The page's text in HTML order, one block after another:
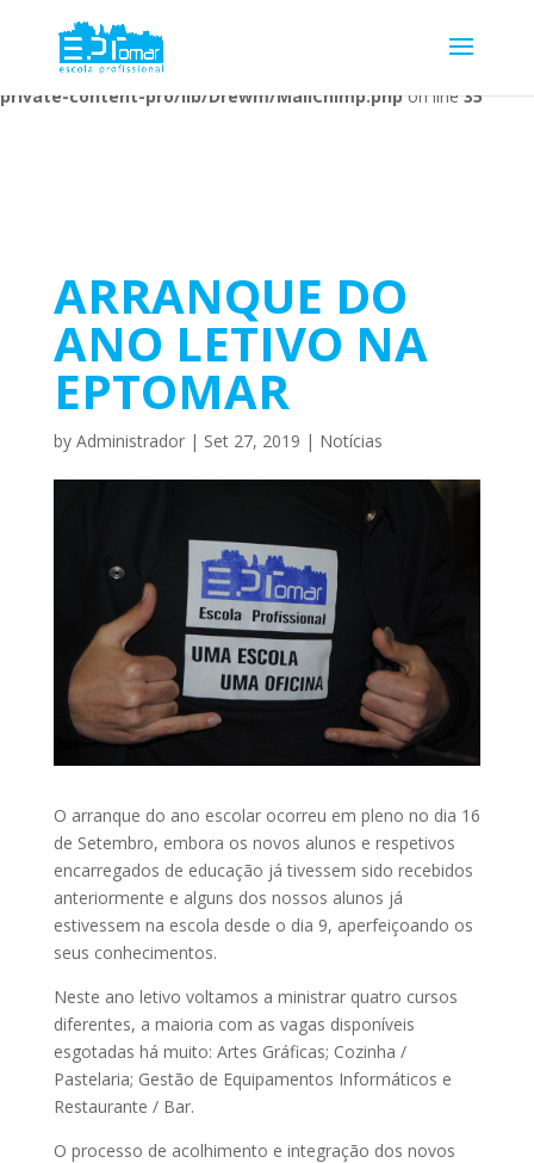
Warning: Undefined array key 1 in
/home/escolaprofission/public_html/wp-content/plugins/wp-
private-content-pro/lib/Drewm/MailChimp.phpon line35
ARRANQUE DO
ANO LETIVO NA
EPTOMAR
by Administrador| Set 27, 2019 | Notícias
O arranque do ano escolar ocorreu em pleno no dia 16
de Setembro, embora os novos alunos e respetivos
encarregados de educação já tivessem sido recebidos
anteriormente e alguns dos nossos alunos já
estivessem na escola desde o dia 9, aperfeiçoando os
seus conhecimentos.
Neste ano letivo voltamos a ministrar quatro cursos
diferentes, a maioria com as vagas disponíveis
esgotadas há muito: Artes Gráficas; Cozinha /
Pastelaria; Gestão de Equipamentos Informáticos e
Restaurante / Bar.
O processo de acolhimento e integração dos novos